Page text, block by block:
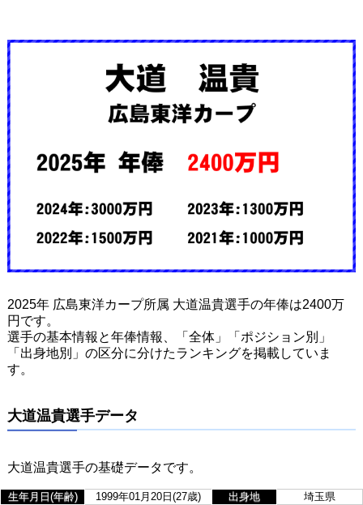
2025年 広島東洋カープ所属 大道温貴選手の年俸は2400万
円です。
選手の基本情報と年俸情報、「全体」「ポジション別」
「出身地別」の区分に分けたランキングを掲載していま
す。
大道温貴選手データ
大道温貴選手の基礎データです。
生年月日(年齢) 1999年01月20日(27歳) 出身地
埼玉県